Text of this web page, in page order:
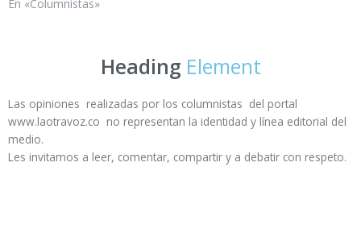
En «Columnistas»
Heading Element
Las opiniones realizadas por los columnistas del portal
www.laotravoz.co no representan la identidad y línea editorial del
medio.
Les invitamos a leer, comentar, compartir y a debatir con respeto.